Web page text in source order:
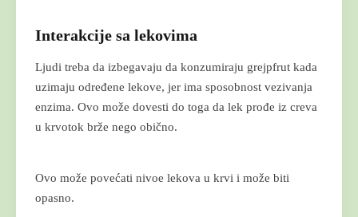
Interakcije sa lekovima
Ljudi treba da izbegavaju da konzumiraju grejpfrut kada
uzimaju određene lekove, jer ima sposobnost vezivanja
enzima. Ovo može dovesti do toga da lek prođe iz creva
u krvotok brže nego obično.
Ovo može povećati nivoe lekova u krvi i može biti
opasno.